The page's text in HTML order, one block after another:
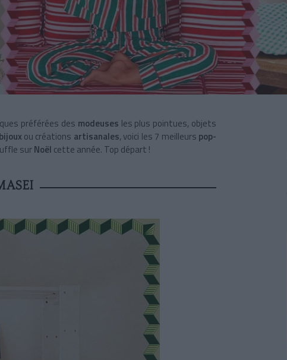
préférées des modeuses les plus pointues, objets
bijoux ou créations artisanales, voici les 7 meilleurs pop-
surNoël cette année. Top départ !